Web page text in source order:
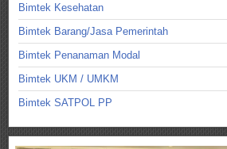
Bimtek Kesehatan
Bimtek Barang/Jasa Pemerintah
Bimtek Penanaman Modal
Bimtek UKM / UMKM
Bimtek SATPOL PP